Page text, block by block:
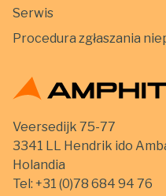
Serwis
Procedura zgłaszania
Veersedijk 75-77
3341 LL Hendrik ido
Holandia
Tel: +31 (0)78 684 94 76